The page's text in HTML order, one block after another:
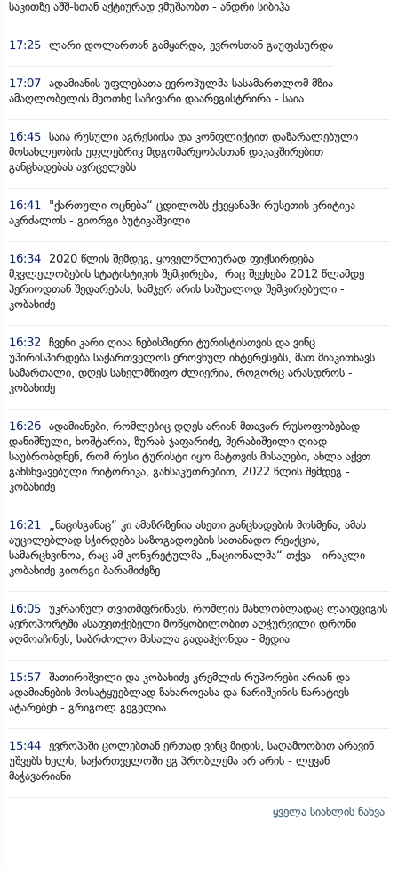
საკითზე აშშ-სთან აქტიურად ვმუშაობთ - ანდრი სიბიჰა
17:25 ლარი დოლართან გამყარდა, ევროსთან გაუფასურდა
17:07 ადამიანის უფლებათა ევროპულმა სასამართლომ მზია
ამაღლობელის მეოთხე საჩივარი დაარეგისტრირა - საია
16:45 საია რუსული აგრესიისა და კონფლიქტით დაზარალებული
მოსახლეობის უფლებრივ მდგომარეობასთან დაკავშირებით
განცხადებას ავრცელებს
16:41
"ქართული ოცნება“ ცდილობს ქვეყანაში რუსეთის კრიტიკა
აკრძალოს - გიორგი ბუტიკაშვილი
16:34
2020 წლის შემდეგ, ყოველწლიურად ფიქსირდება
მკვლელობების სტატისტიკის შემცირება, რაც შეეხება 2012 წლამდე
პერიოდთან შედარებას, სამჯერ არის საშუალოდ შემცირებული -
კობახიძე
16:32
ჩვენი კარი ღიაა ნებისმიერი ტურისტისთვის და ვინც
უპირისპირდება საქართველოს ეროვნულ ინტერესებს, მათ მიაკითხავს
სამართალი, დღეს სახელმწიფო ძლიერია, როგორც არასდროს -
კობახიძე
16:26 ადამიანები, რომლებიც დღეს არიან მთავარ რუსოფობებად
დანიშნული, ხოშტარია, ზურაბ ჯაფარიძე, მერაბიშვილი ღიად
საუბრობდნენ, რომ რუსი ტურისტი იყო მატთვის მისაღები, ახლა აქვთ
განსხვავებული რიტორიკა, განსაკუთრებით, 2022 წლის შემდეგ -
კობახიძე
16:21
„ნაცისგანაც“ კი ამაზრზენია ასეთი განცხადების მოსმენა, ამას
აუცილებლად სჭირდება საზოგადოების სათანადო რეაქცია,
სამარცხვინოა, რაც ამ კონკრეტულმა „ნაციონალმა“ თქვა - ირაკლი
კობახიძე გიორგი ბარამიძეზე
16:05 უკრაინულ თვითმფრინავს, რომლის მახლობლადაც ლაიფციგის
აეროპორტში ასაფეთქებელი მოწყობილობით აღჭურვილი დრონი
აღმოაჩინეს, საბრძოლო მასალა გადაჰქონდა - მედია
15:57 შათირიშვილი და კობახიძე კრემლის რუპორები არიან და
ადამიანების მოსატყუებლად ზახაროვასა და ნარიშკინის ნარატივს
ატარებენ - გრიგოლ გეგელია
15:44 ევროპაში ცოლებთან ერთად ვინც მიდის, საღამოობით არავინ
უშვებს ხელს, საქართველოში ეგ პრობლემა არ არის - ლევან
მაჭავარიანი
ყველა სიახლის ნახვა